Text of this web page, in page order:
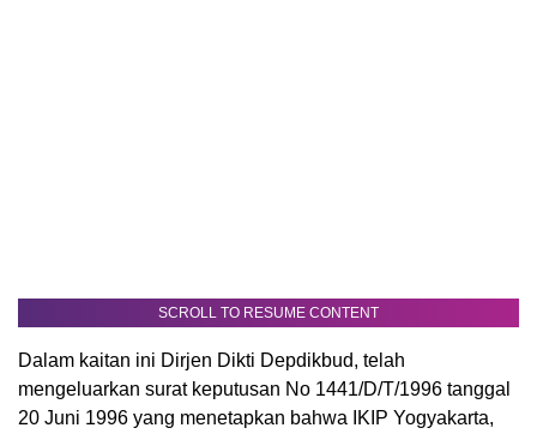
SCROLL TO RESUME CONTENT
Dalam kaitan ini Dirjen Dikti Depdikbud, telah
mengeluarkan surat keputusan No 1441/D/T/1996 tanggal
20 Juni 1996 yang menetapkan bahwa IKIP Yogyakarta,